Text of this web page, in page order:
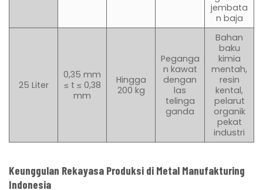
jembata
n baja
25 Liter
0,35 mm
≤ t ≤ 0,38
mm
Hingga
200 kg
Peganga
n kawat
dengan
las
telinga
ganda
Bahan
baku
kimia
mentah,
resin
kental,
pelarut
organik
pekat
industri
Keunggulan Rekayasa Produksi di Metal Manufakturing
Indonesia